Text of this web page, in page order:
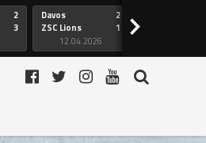
2
3
Davos
ZSC Lions
2
1
12.04.2026
>